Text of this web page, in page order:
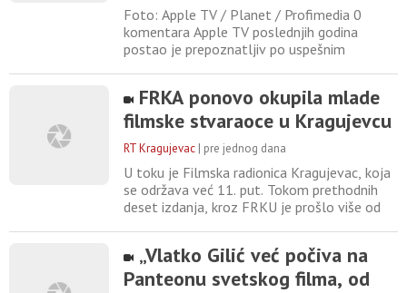
Foto: Apple TV / Planet / Profimedia 0
komentara Apple TV poslednjih godina
postao je prepoznatljiv po uspešnim
listama gledanosti ponovo našla i njegova
krimi-komedija „Bad Monkey“. Dve godine
nakon premijere, koja je održana u avgustu
2024, serija ponovo privlači
FRKA ponovo okupila mlade
filmske stvaraoce u Kragujevcu
RT Kragujevac | pre jednog dana
U toku je Filmska radionica Kragujevac, koja
se održava već 11. put. Tokom prethodnih
deset izdanja, kroz FRKU je prošlo više od
naprave svoj prvi film imaju nove generacije
mladih autora, koji su i polaznici filmske
„Vlatko Gilić već počiva na
Panteonu svetskog filma, od